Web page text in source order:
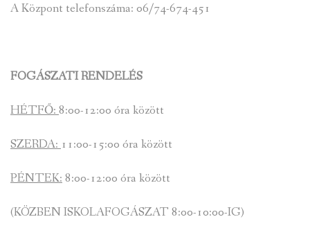
A Központ telefonszáma: 06/74-674-451
FOGÁSZATI RENDELÉS
HÉTFŐ:8:00-12:00 óra között
SZERDA:11:00-15:00 óra között
PÉNTEK:8:00-12:00 óra között
(KÖZBEN ISKOLAFOGÁSZAT 8:00-10:00-IG)